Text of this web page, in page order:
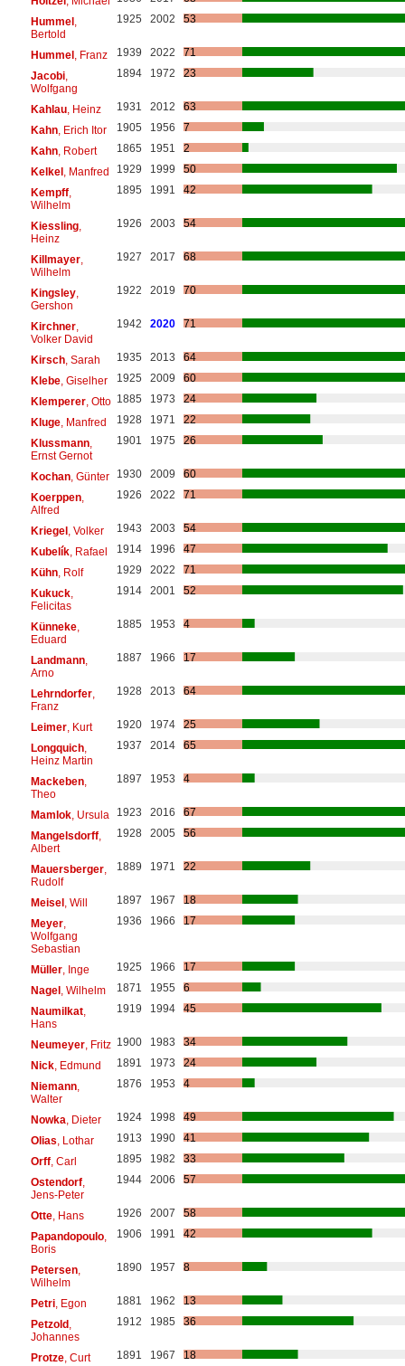
Hummel,
Bertold
1925 2002 53
Hummel, Franz 1939 2022
71
Jacobi,
Wolfgang
1894 1972 23
Kahlau, Heinz 1931 2012
63
Kahn, Erich Itor 1905 1956
7
Kahn, Robert 1865 1951
2
Kelkel, Manfred 1929 1999
50
Kempff,
Wilhelm
1895 1991 42
Kiessling,
Heinz
1926 2003 54
Killmayer,
Wilhelm
1927 2017 68
Kingsley,
Gershon
1922 2019 70
Kirchner,
Volker David
1942 2020 71
Kirsch, Sarah 1935 2013
64
Klebe, Giselher 1925 2009
60
Klemperer, Otto 1885 1973
24
Kluge, Manfred 1928 1971
22
Klussmann,
Ernst Gernot
1901 1975 26
Kochan, Günter 1930 2009
60
Koerppen,
Alfred
1926 2022 71
Kriegel, Volker 1943 2003
54
Kubelík, Rafael 1914 1996
47
Kühn, Rolf 1929 2022
71
Kukuck,
Felicitas
1914 2001 52
Künneke,
Eduard
1885 1953 4
Landmann,
Arno
1887 1966 17
Lehrndorfer,
Franz
1928 2013 64
Leimer, Kurt 1920 1974
25
Longquich,
Heinz Martin
1937 2014 65
Mackeben,
Theo
1897 1953 4
Mamlok, Ursula 1923 2016
67
Mangelsdorff,
Albert
1928 2005 56
Mauersberger,
Rudolf
1889 1971 22
Meisel, Will 1897 1967
18
Meyer,
Wolfgang
Sebastian
1936 1966 17
Müller, Inge 1925 1966
17
Nagel, Wilhelm 1871 1955
6
Naumilkat,
Hans
1919 1994 45
Neumeyer, Fritz 1900 1983
34
Nick, Edmund 1891 1973
24
Niemann,
Walter
1876 1953 4
Nowka , Dieter 1924 1998
49
Olias , Lothar 1913 1990
41
Orff, Carl 1895 1982
33
Ostendorf,
Jens-Peter
1944 2006 57
Otte, Hans 1926 2007
58
Papandopoulo,
Boris
1906 1991 42
Petersen,
Wilhelm
1890 1957 8
Petri, Egon 1881 1962
13
Petzold,
Johannes
1912 1985 36
Protze, Curt 1891 1967
18